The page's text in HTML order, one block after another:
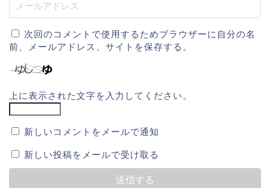
次回のコメントで使用するためブラウザーに自分の名
前、メールアドレス、サイトを保存する。
上に表示された文字を入力してください。
新しいコメントをメールで通知
新しい投稿をメールで受け取る